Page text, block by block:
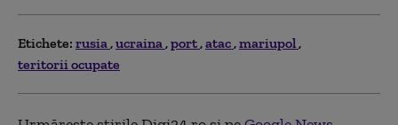
Etichete: rusia ucraina port atac mariupol
teritorii ocupate